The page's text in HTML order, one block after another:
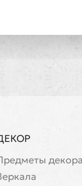
декора